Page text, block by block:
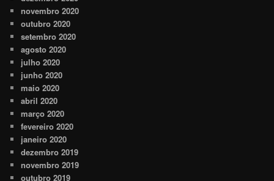
novembro 2020
outubro 2020
setembro 2020
agosto 2020
julho 2020
junho 2020
maio 2020
abril 2020
março 2020
fevereiro 2020
janeiro 2020
dezembro 2019
novembro 2019
outubro 2019